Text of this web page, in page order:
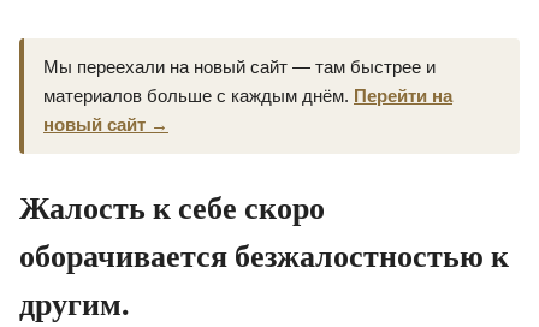
Мы переехали на новый сайт — там быстрее и
материалов больше с каждым днём. Перейти на
новый сайт →
Жалость к себе скоро
оборачивается безжалостностью к
другим.